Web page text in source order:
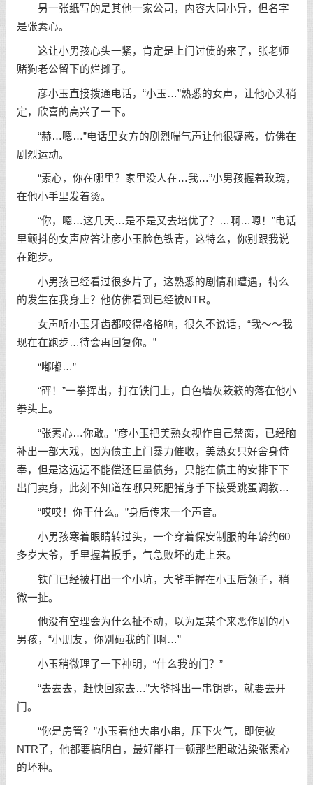
另一张纸写的是其他一家公司，内容大同小异，但名字
是张素心。
这让小男孩心头一紧，肯定是上门讨债的来了，张老师
赌狗老公留下的烂摊子。
彦小玉直接拨通电话，“小玉…”熟悉的女声，让他心头稍
定，欣喜的高兴了一下。
“赫…嗯…”电话里女方的剧烈喘气声让他很疑惑，仿佛在
剧烈运动。
“素心，你在哪里？家里没人在…我…”小男孩握着玫瑰，
在他小手里发着烫。
“你，嗯…这几天…是不是又去培优了？…啊…嗯！”电话
里颤抖的女声应答让彦小玉脸色铁青，这特么，你别跟我说
在跑步。
小男孩已经看过很多片了，这熟悉的剧情和遭遇，特么
的发生在我身上？他仿佛看到已经被NTR。
女声听小玉牙齿都咬得格格响，很久不说话，“我～～我
现在在跑步…待会再回复你。”
“嘟嘟…”
“砰！”一拳挥出，打在铁门上，白色墙灰簌簌的落在他小
拳头上。
“张素心…你敢。”彦小玉把美熟女视作自己禁脔，已经脑
补出一部大戏，因为债主上门暴力催收，美熟女只好舍身侍
奉，但是这远远不能偿还巨量债务，只能在债主的安排下下
出门卖身，此刻不知道在哪只死肥猪身手下接受跳蛋调教…
“哎哎！你干什么。”身后传来一个声音。
小男孩寒着眼睛转过头，一个穿着保安制服的年龄约60
多岁大爷，手里握着扳手，气急败坏的走上来。
铁门已经被打出一个小坑，大爷手握在小玉后领子，稍
微一扯。
他没有空理会为什么扯不动，以为是某个来恶作剧的小
男孩，“小朋友，你别砸我的门啊…”
小玉稍微理了一下神明，“什么我的门？”
“去去去，赶快回家去…”大爷抖出一串钥匙，就要去开
门。
“你是房管？”小玉看他大串小串，压下火气，即使被
NTR了，他都要搞明白，最好能打一顿那些胆敢沾染张素心
的坏种。